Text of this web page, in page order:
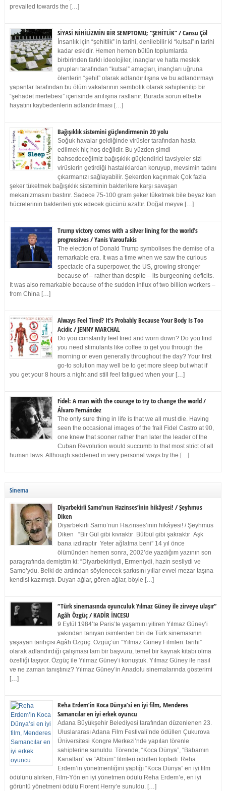
prevailed towards the […]
SİYASİ NİHİLİZMİN BİR SEMPTOMU; “ŞEHİTLİK” / Cansu Çöl
İnsanlık için “şehitlik” in tarihi, denilebilir ki “kutsal”ın tarihi
kadar eskidir. Hemen hemen bütün toplumlarda
birbirinden farklı ideolojiler, inançlar ve hatta meslek
grupları tarafından “kutsal” amaçları, inançları uğruna
ölenlerin “şehit” olarak adlandırılışına ve bu adlandırmayı
yapanlar tarafından bu ölüm vakalarının sembolik olarak sahiplenilip bir
“şehadet mertebesi” içerisinde anılışına rastlanır. Burada sorun elbette
hayatını kaybedenlerin adlandırılması […]
Bağışıklık sistemini güçlendirmenin 20 yolu
Soğuk havalar geldiğinde virüsler tarafından hasta
edilmek hiç hoş değildir. Bu yüzden şimdi
bahsedeceğimiz bağışıklık güçlendirici tavsiyeler sizi
virüslerin getirdiği hastalıklardan koruyup, mevsimin tadını
çıkarmanızı sağlayabilir. Şekerden kaçınmak Çok fazla
şeker tüketmek bağışıklık sisteminin bakterilere karşı savaşan
mekanizmasını bastırır. Sadece 75-100 gram şeker tüketmek bile beyaz kan
hücrelerinin bakterileri yok edecek gücünü azaltır. Doğal meyve […]
Trump victory comes with a silver lining for the world’s
progressives / Yanis Varoufakis
The election of Donald Trump symbolises the demise of a
remarkable era. It was a time when we saw the curious
spectacle of a superpower, the US, growing stronger
because of – rather than despite – its burgeoning deficits.
It was also remarkable because of the sudden influx of two billion workers –
from China […]
Always Feel Tired? It’s Probably Because Your Body Is Too
Acidic / JENNY MARCHAL
Do you constantly feel tired and worn down? Do you find
you need stimulants like coffee to get you through the
morning or even generally throughout the day? Your first
go-to solution may well be to get more sleep but what if
you get your 8 hours a night and still feel fatigued when your […]
Fidel: A man with the courage to try to change the world /
Álvaro Fernández
The only sure thing in life is that we all must die. Having
seen the occasional images of the frail Fidel Castro at 90,
one knew that sooner rather than later the leader of the
Cuban Revolution would succumb to that most strict of all
human laws. Although saddened in very personal ways by the […]
Sinema
Diyarbekirli Samo’nun Hazinses’inin hikâyesi! / Şeyhmus
Diken
Diyarbekirli Samo’nun Hazinses’inin hikâyesi! / Şeyhmus
Diken “Bir Gül gibi kıvraktır Bülbül gibi şakraktır Aşk
bana ızdıraptır Yeter ağlatma beni” 14 yıl önce
ölümünden hemen sonra, 2002’de yazdığım yazının son
paragrafında demiştim ki: “Diyarbekirliydi, Ermeniydi, hazin sesliydi ve
Samo’ydu. Belki de ardından söylenecek şarkısını yıllar evvel mezar taşına
kendisi kazımıştı. Duyan ağlar, gören ağlar, böyle […]
“Türk sinemasında oyunculuk Yılmaz Güney ile zirveye ulaşır”
Agâh Özgüç / KADİR İNCESU
9 Eylül 1984’te Paris’te yaşamını yitiren Yılmaz Güney’i
yakından tanıyan isimlerden biri de Türk sinemasının
yaşayan tarihçisi Agâh Özgüç. Özgüç’ün “Yılmaz Güney Filmleri Tarihi”
olarak adlandırdığı çalışması tam bir başvuru, temel bir kaynak kitabı olma
özelliği taşıyor. Özgüç ile Yılmaz Güney’i konuştuk. Yılmaz Güney ile nasıl
ve ne zaman tanıştınız? Yılmaz Güney’in Anadolu sinemalarında gösterimi
[…]
Reha Erdem’in Koca Dünya’si en iyi film, Menderes
Samancılar en iyi erkek oyuncu
Adana Büyükşehir Belediyesi tarafından düzenlenen 23.
Uluslararası Adana Film Festivali’nde ödüllen Çukurova
Üniversitesi Kongre Merkezi’nde yapılan törenle
sahiplerine sunuldu. Törende, “Koca Dünya”, “Babamın
Kanatları” ve “Albüm” filmleri ödülleri topladı. Reha
Erdem’in yönetmenliğini yaptığı “Koca Dünya” en iyi film
ödülünü alırken, Film-Yön en iyi yönetmen ödülü Reha Erdem’e, en iyi
görüntü yönetmeni ödülü Florent Herry’e sunuldu. […]